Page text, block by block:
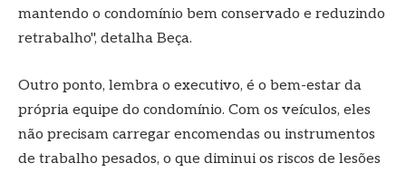
mantendo o condomínio bem conservado e reduzindo
retrabalho", detalha Beça.
Outro ponto, lembra o executivo, é o bem-estar da
própria equipe do condomínio. Com os veículos, eles
não precisam carregar encomendas ou instrumentos
de trabalho pesados, o que diminui os riscos de lesões